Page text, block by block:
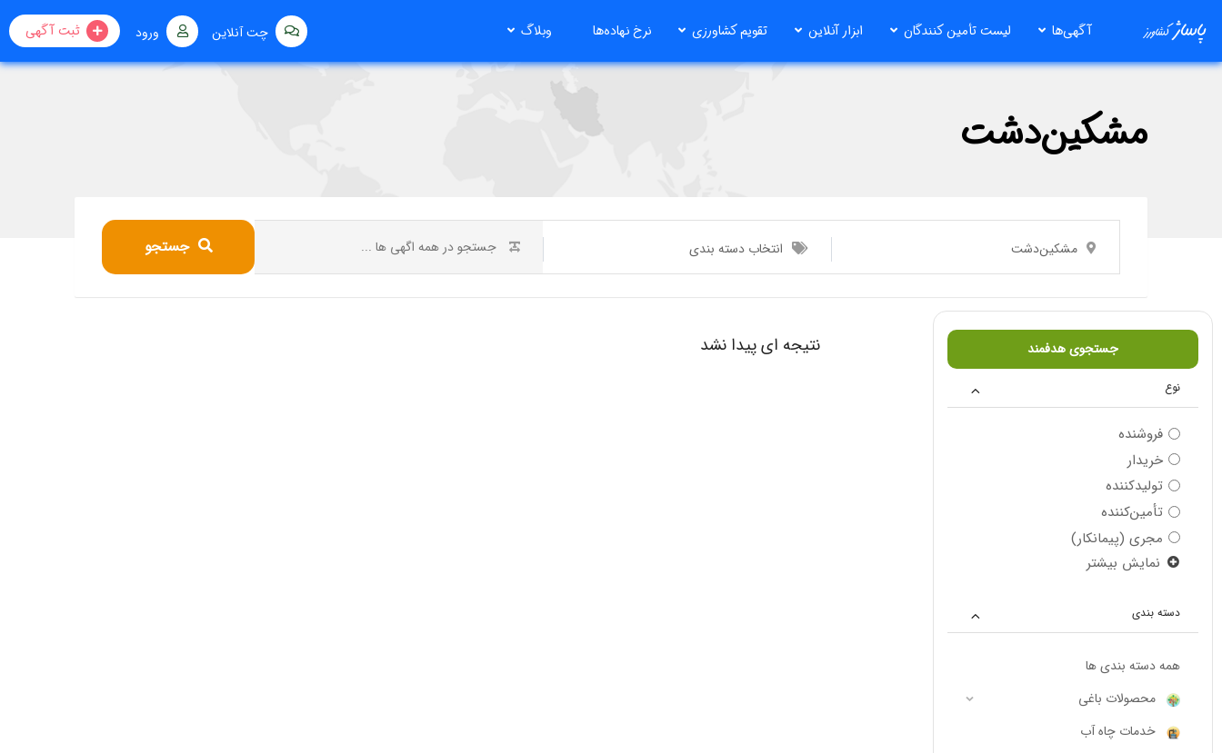
محتوا
ثبت آگهی ورود چت آنلاین آگهی‌ها لیست تأمین کنندگان ابزار آنلاین تقویم کشاورزی نرخ نهاده‌ها وبلاگ
مشکین‌دشت
مشکین‌دشت انتخاب دسته بندی جستجو
جستجوی هدفمند
نوع
فروشنده
خریدار
تولیدکننده
تأمین‌کننده
مجری (پیمانکار)
نمایش بیشتر
دسته بندی
همه دسته بندی ها
محصولات باغی
خدمات چاه آب
نتیجه ای پیدا نشد